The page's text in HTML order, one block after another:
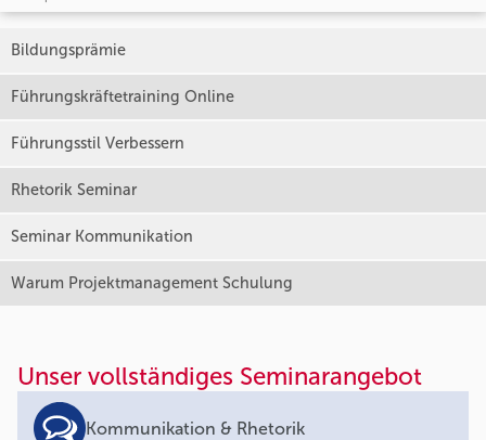
Bildungsprämie
Führungskräftetraining Online
Führungsstil Verbessern
Rhetorik Seminar
Seminar Kommunikation
Warum Projektmanagement Schulung
Unser vollständiges Seminarangebot
Kommunikation & Rhetorik